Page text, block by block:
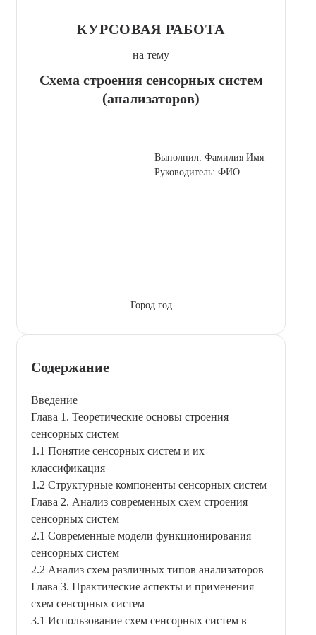
КУРСОВАЯ РАБОТА
на тему
Схема строения сенсорных систем
(анализаторов)
Выполнил: Фамилия Имя
Руководитель: ФИО
Город год
Содержание
Введение
Глава 1. Теоретические основы строения
сенсорных систем
1.1 Понятие сенсорных систем и их
классификация
1.2 Структурные компоненты сенсорных систем
Глава 2. Анализ современных схем строения
сенсорных систем
2.1 Современные модели функционирования
сенсорных систем
2.2 Анализ схем различных типов анализаторов
Глава 3. Практические аспекты и применения
схем сенсорных систем
3.1 Использование схем сенсорных систем в